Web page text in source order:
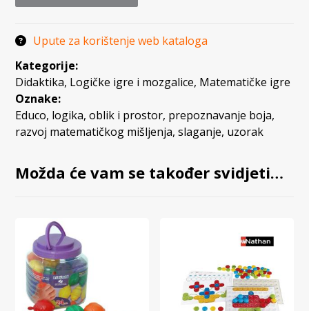
Upute za korištenje web kataloga
Kategorije:
Didaktika, Logičke igre i mozgalice, Matematičke igre
Oznake:
Educo, logika,oblik i prostor, prepoznavanje boja,
razvoj matematičkog mišljenja,slaganje, uzorak
Možda će vam se također svidjeti…